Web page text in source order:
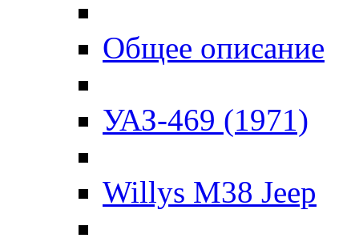
Общее описание
УАЗ-469 (1971)
Willys M38 Jeep